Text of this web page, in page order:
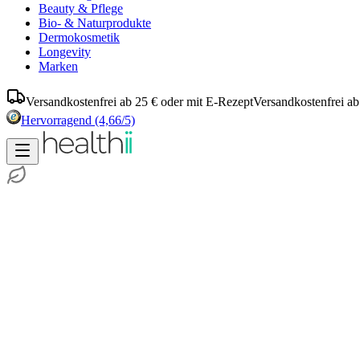
Beauty & Pflege
Bio- & Naturprodukte
Dermokosmetik
Longevity
Marken
Versandkostenfrei ab 25 € oder mit E-RezeptVersandkostenfrei
Hervorragend (4,66/5)